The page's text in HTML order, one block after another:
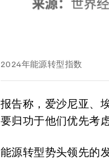
2024年能源转型指数
报告称，爱沙尼亚、
要归功于他们优先考
能源转型势头领先的